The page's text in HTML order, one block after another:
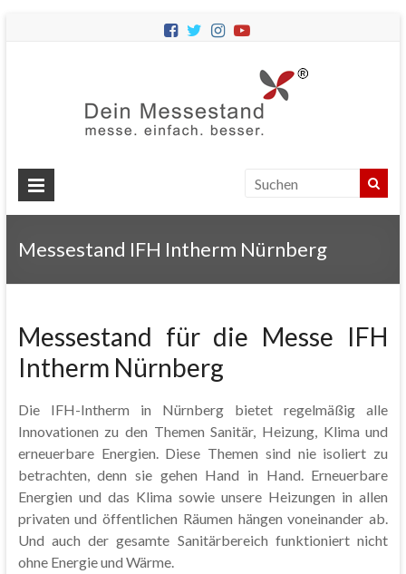
Messestände
für
Messeauftritt.
Messestand IFH Intherm Nürnberg
Messestand für die Messe IFH
Intherm Nürnberg
Die IFH-Intherm in Nürnberg bietet regelmäßig alle
Innovationen zu den Themen Sanitär, Heizung, Klima und
erneuerbare Energien. Diese Themen sind nie isoliert zu
betrachten, denn sie gehen Hand in Hand. Erneuerbare
Energien und das Klima sowie unsere Heizungen in allen
privaten und öffentlichen Räumen hängen voneinander ab.
Und auch der gesamte Sanitärbereich funktioniert nicht
ohne Energie und Wärme.